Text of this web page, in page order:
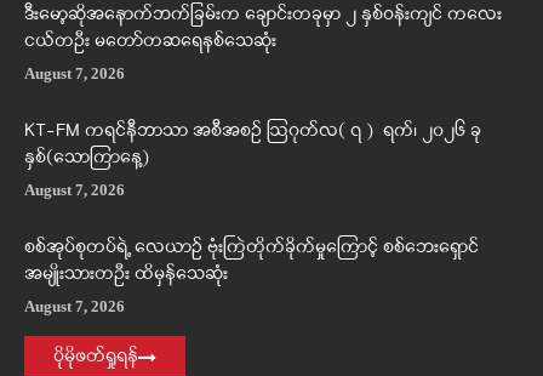
ဒီးမော့ဆိုအနောက်ဘက်ခြမ်းက ချောင်းတခုမှာ ၂ နှစ်ဝန်းကျင် ကလေး
ငယ်တဦး မတော်တဆရေနစ်သေဆုံး
August 7, 2026
KT-FM ကရင်နီဘာသာ အစီအစဉ် ဩဂုတ်လ( ၇ ) ရက်၊ ၂၀၂၆ ခု
နှစ်(သောကြာနေ့)
August 7, 2026
စစ်အုပ်စုတပ်ရဲ့ လေယာဉ် ဗုံးကြဲတိုက်ခိုက်မှုကြောင့် စစ်ဘေးရှောင်
အမျိုးသားတဦး ထိမှန်သေဆုံး
August 7, 2026
ပိုမိုဖတ်ရှုရန်